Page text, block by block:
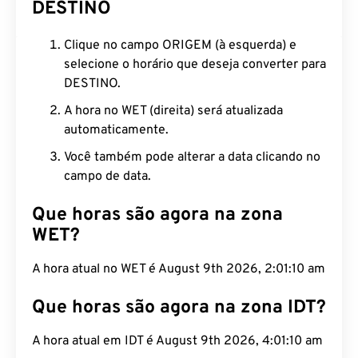
DESTINO
Clique no campo ORIGEM (à esquerda) e
selecione o horário que deseja converter para
DESTINO.
A hora no WET (direita) será atualizada
automaticamente.
Você também pode alterar a data clicando no
campo de data.
Que horas são agora na zona
WET?
A hora atual no WET é August 9th 2026, 2:01:11 am
Que horas são agora na zona IDT?
A hora atual em IDT é August 9th 2026, 4:01:11 am